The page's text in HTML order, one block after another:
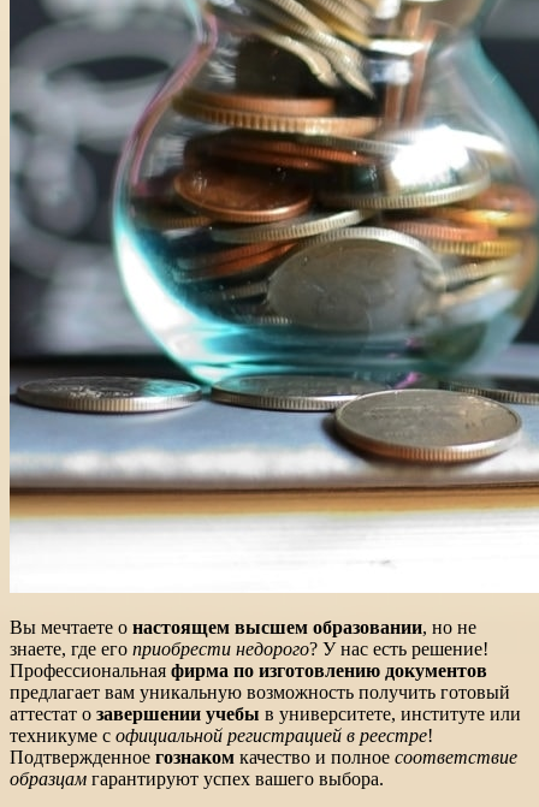
Вы мечтаете о настоящем высшем образовании, но не
знаете, где его приобрести недорого? У нас есть решение!
Профессиональная фирма по изготовлению документов
предлагает вам уникальную возможность получить готовый
аттестат о завершении учебы в университете, институте или
техникуме с официальной регистрацией в реестре!
Подтвержденное гознаком качество и полное соответствие
образцам гарантируют успех вашего выбора.